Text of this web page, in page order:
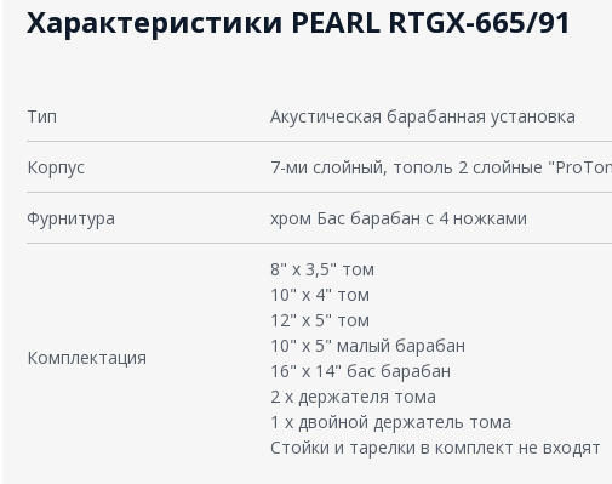
Характеристики PEARL RTGX-665/91
Тип Акустическая барабанная установка
Корпус 7-ми слойный, тополь 2 слойные
Фурнитура хром Бас барабан с 4 ножками
Комплектация
8" х 3,5" том
10" х 4" том
12" х 5" том
10" х 5" малый барабан
16" х 14" бас барабан
2 х держателя тома
1 х двойной держатель тома
Стойки и тарелки в комплект не входят